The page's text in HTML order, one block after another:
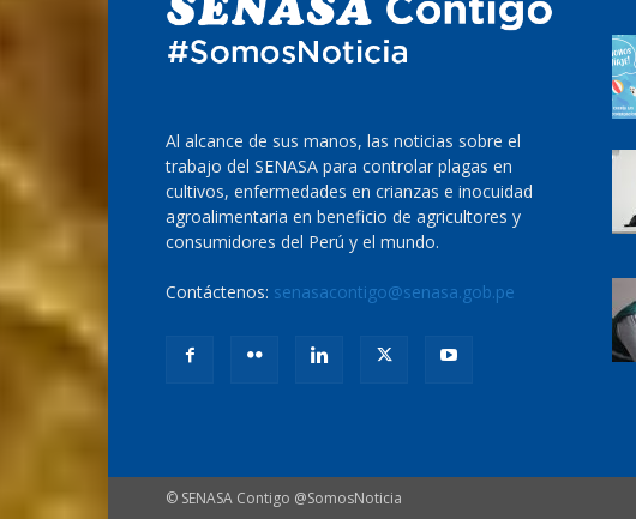
Al alcance de sus manos, las noticias sobre el
trabajo del SENASA para controlar plagas en
cultivos, enfermedades en crianzas e inocuidad
agroalimentaria en beneficio de agricultores y
consumidores del Perú y el mundo.
Contáctenos: senasacontigo@senasa.gob.pe
© SENASA Contigo @SomosNoticia